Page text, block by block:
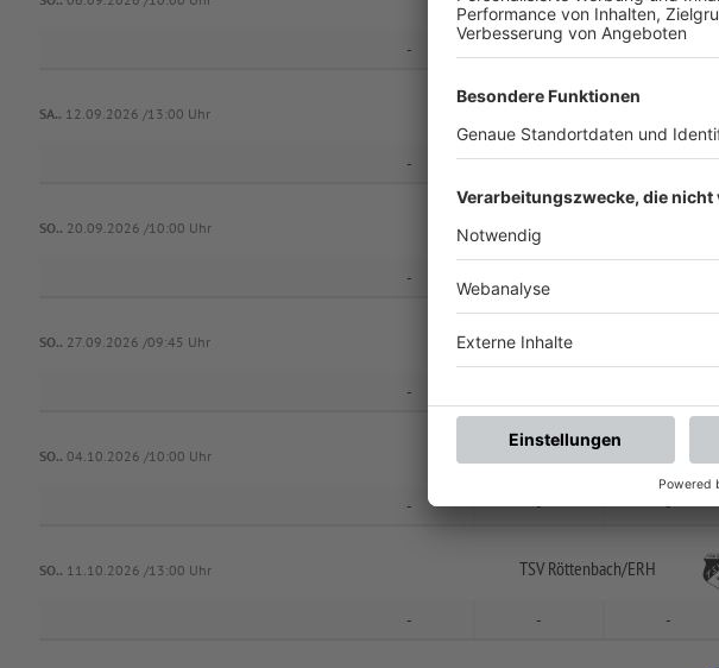
-
SA.. 12.09.2026 /13:00 Uhr
- - -
SO.. 20.09.2026 /10:00 Uhr 1. FC Herzogenaurach II
-
SO.. 27.09.2026 /09:45 Uhr ASV Weisendorf U23
-
SO.. 04.10.2026 /10:00 Uhr 1. FC Herzogenaurach II
- - -
SO.. 11.10.2026 /13:00 Uhr TSV Röttenbach/ERH
- - -